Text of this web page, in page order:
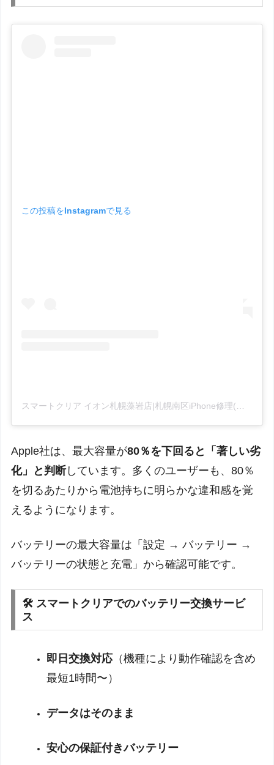
この投稿をInstagramで見る
スマートクリア イオン札幌藻岩店|札幌南区iPhone修理(@smartclear_moiwa)がシェアした投稿
Apple社は、最大容量が80％を下回ると「著しい劣
化」と判断しています。多くのユーザーも、80％
を切るあたりから電池持ちに明らかな違和感を覚
えるようになります。
バッテリーの最大容量は「設定 → バッテリー →
バッテリーの状態と充電」から確認可能です。
🛠 スマートクリアでのバッテリー交換サービ
ス
即日交換対応（機種により動作確認を含め
最短1時間〜）
データはそのまま
安心の保証付きバッテリー